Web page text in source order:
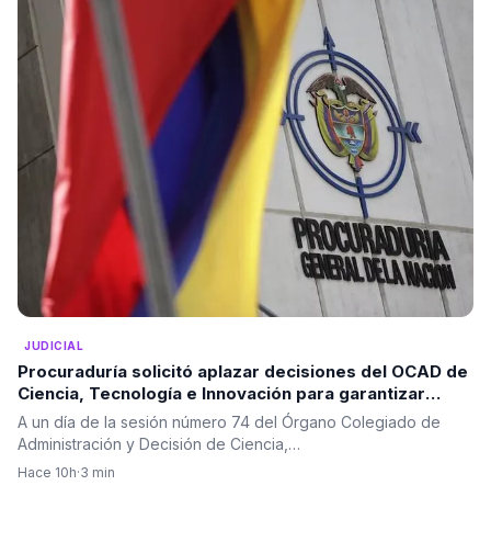
JUDICIAL
Procuraduría solicitó aplazar decisiones del OCAD de
Ciencia, Tecnología e Innovación para garantizar
mayor análisis de los proyectos
A un día de la sesión número 74 del Órgano Colegiado de
Administración y Decisión de Ciencia,…
Hace 10h·3 min